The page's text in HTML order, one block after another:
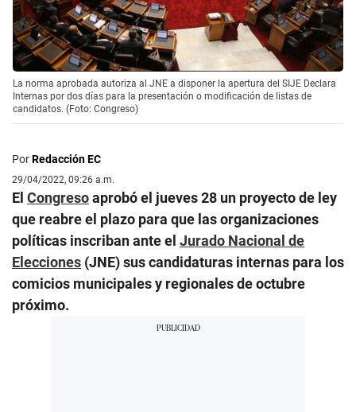
La norma aprobada autoriza al JNE a disponer la apertura del SIJE Declara
Internas por dos días para la presentación o modificación de listas de
candidatos. (Foto: Congreso)
PorRedacción EC
29/04/2022, 09:26 a.m.
El Congresoaprobó el jueves 28 un proyecto de ley
que reabre el plazo para que las organizaciones
políticas inscriban ante el Jurado Nacional de
Elecciones (JNE) sus candidaturas internas para los
comicios municipales y regionales de octubre
próximo.